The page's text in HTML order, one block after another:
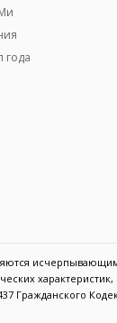
года
Гражданского